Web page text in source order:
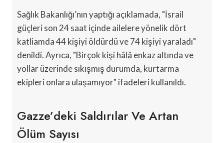
Sağlık Bakanlığı’nın yaptığı açıklamada, "İsrail
güçleri son 24 saat içinde ailelere yönelik dört
katliamda 44 kişiyi öldürdü ve 74 kişiyi yaraladı"
denildi. Ayrıca, "Birçok kişi hâlâ enkaz altında ve
yollar üzerinde sıkışmış durumda, kurtarma
ekipleri onlara ulaşamıyor" ifadeleri kullanıldı.
Gazze’deki Saldırılar Ve Artan
Ölüm Sayısı